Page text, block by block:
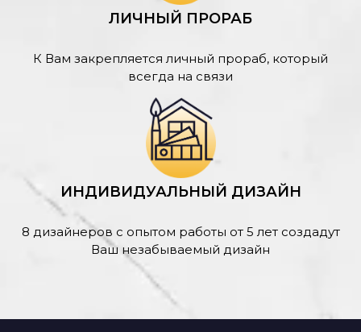
ЛИЧНЫЙ ПРОРАБ
К Вам закрепляется личный прораб, который
всегда на связи
ИНДИВИДУАЛЬНЫЙ ДИЗАЙН
8 дизайнеров с опытом работы от 5 лет создадут
Ваш незабываемый дизайн